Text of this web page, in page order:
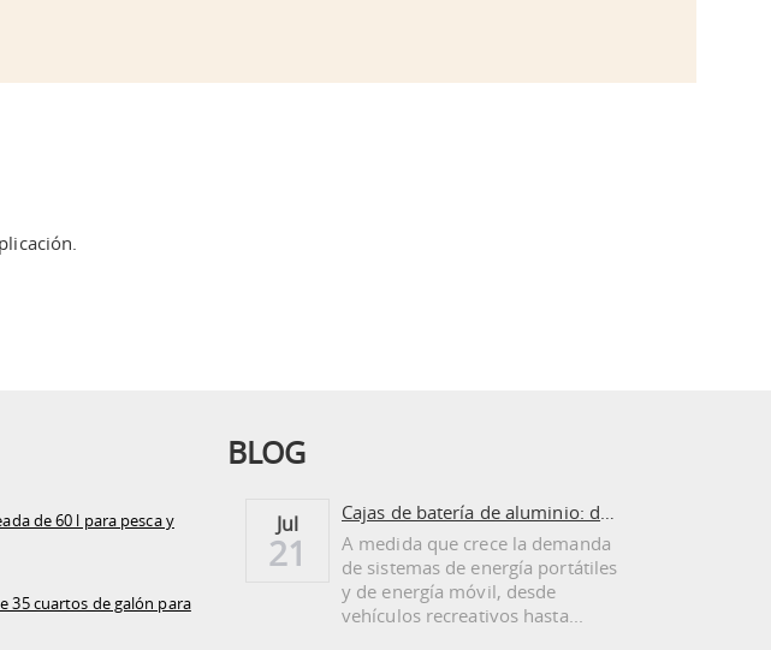
de 60 l para pesca y
35 cuartos de galón para
BLOG
Jul
21
A medida que crece la demanda
de sistemas de energía portátiles
y de energía móvil, desde
vehículos recreativos hasta...